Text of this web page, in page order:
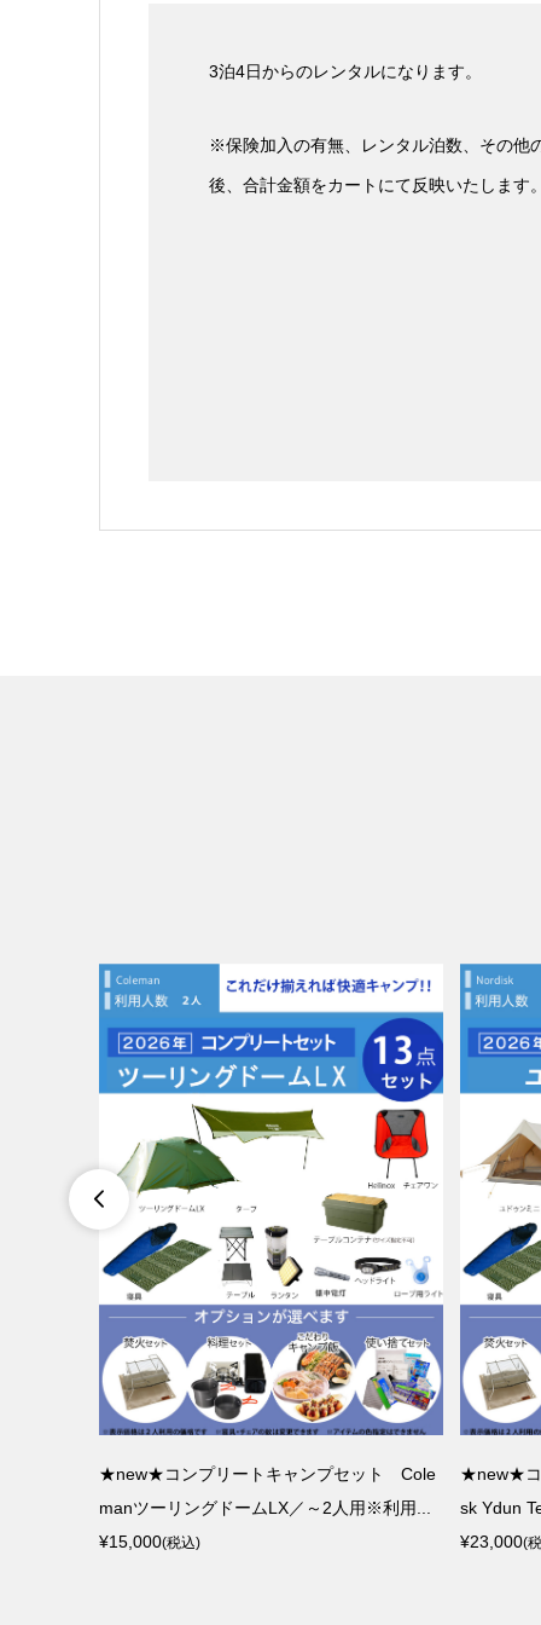
3泊4日からのレンタルになります。
※保険加入の有無、レンタル泊数、その他
後、合計金額をカートにて反映いたします

★new★コンプリートキャンプセット Cole
manツーリングドームLX／～2人用※利用...
¥15,000(税込)
★new★コ
sk Ydun
¥23,000(